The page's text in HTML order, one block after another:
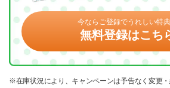
今ならご登録でうれしい特典
無料登録はこち
※在庫状況により、キャンペーンは予告なく変更